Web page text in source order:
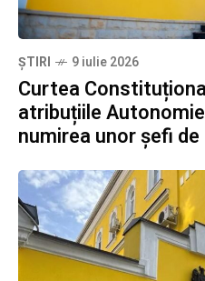
ȘTIRI 9 iulie 2026
Curtea
atribuțiile
numirea unor șefi